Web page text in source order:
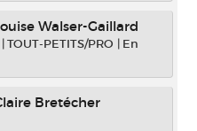
Walser-Gaillard
|TOUT-PETITS/PRO | En
Bretécher